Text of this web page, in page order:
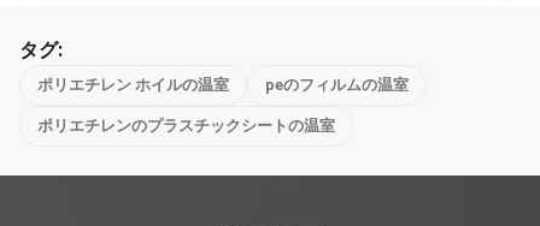
タグ:
ポリエチレン ホイルの温室 peのフィルムの温室
ポリエチレンのプラスチックシートの温室